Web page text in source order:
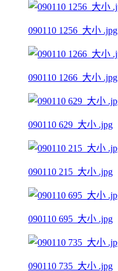
090110 1256_大小 .jpg
090110 1266_大小 .jpg
090110 629_大小 .jpg
090110 215_大小 .jpg
090110 695_大小 .jpg
090110 735_大小 .jpg